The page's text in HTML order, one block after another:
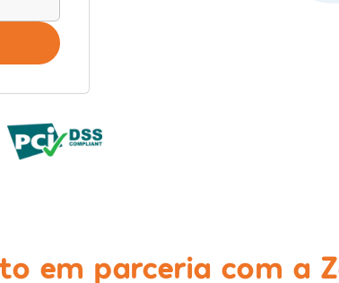
em parceria com a